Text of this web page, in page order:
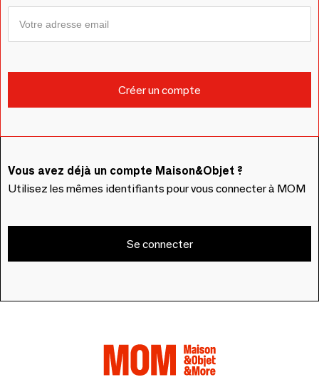
Vous avez déjà un compte Maison&Objet ?
Utilisez les mêmes identifiants pour vous connecter à MOM
Se connecter